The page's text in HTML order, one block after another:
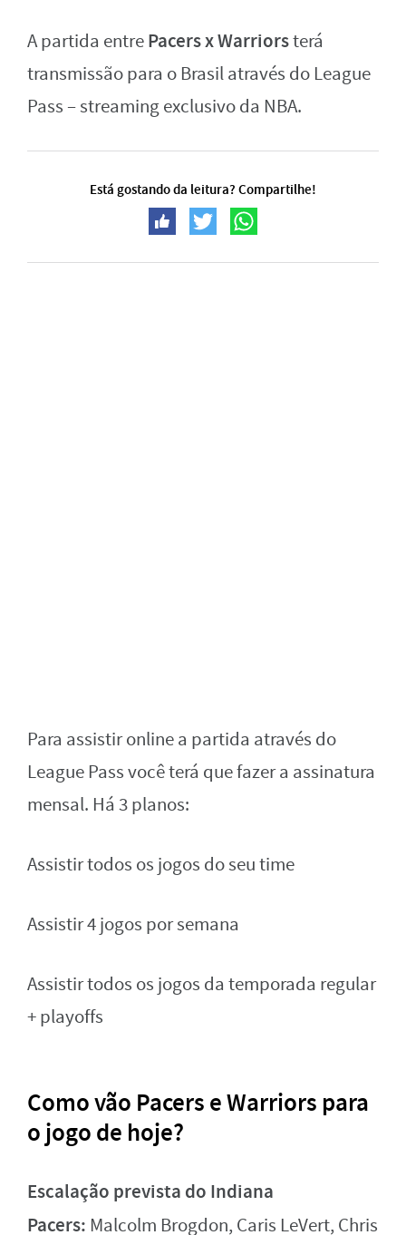
A partida entrePacers x Warriorsterá
transmissão para o Brasil através do League
Pass – streaming exclusivo da NBA.
Está gostando da leitura? Compartilhe!
Para assistir online a partida através do
League Pass você terá que fazer a assinatura
mensal. Há 3 planos:
Assistir todos os jogos do seu time
Assistir 4 jogos por semana
Assistir todos os jogos da temporada regular
+ playoffs
Como vão Pacers e Warriors para
o jogo de hoje?
Escalação prevista do Indiana
Pacers: Malcolm Brogdon, Caris LeVert, Chris